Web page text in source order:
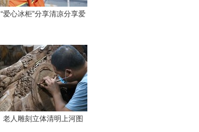
“爱心冰柜”分享清凉分享爱
老人雕刻立体清明上河图